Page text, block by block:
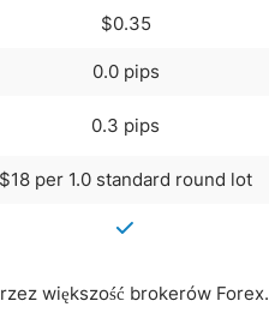
$0.35
0.0 pips
0.3 pips
$18 per 1.0 standard round lot
większość brokerów Forex.